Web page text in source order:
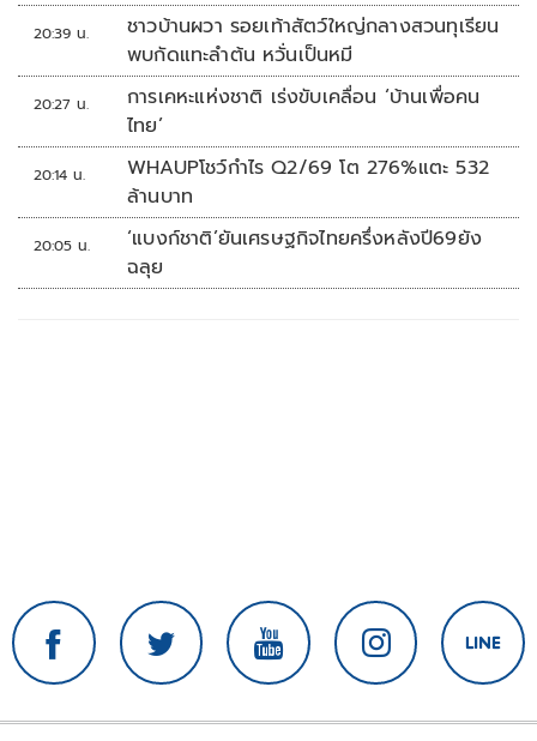
20:39 น.
ชาวบ้านผวา รอยเท้าสัตว์ใหญ่กลางสวนทุเรียน
พบกัดแทะลำต้น หวั่นเป็นหมี
20:27 น.
การเคหะแห่งชาติ เร่งขับเคลื่อน ‘บ้านเพื่อคน
ไทย’
20:14 น.
WHAUPโชว์กำไร Q2/69 โต 276%แตะ 532
ล้านบาท
20:05 น.
‘แบงก์ชาติ’ยันเศรษฐกิจไทยครึ่งหลังปี69ยัง
ฉลุย